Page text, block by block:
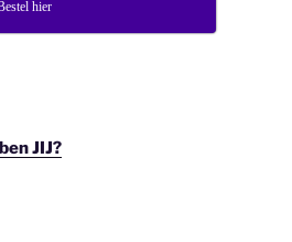
hier
JIJ?